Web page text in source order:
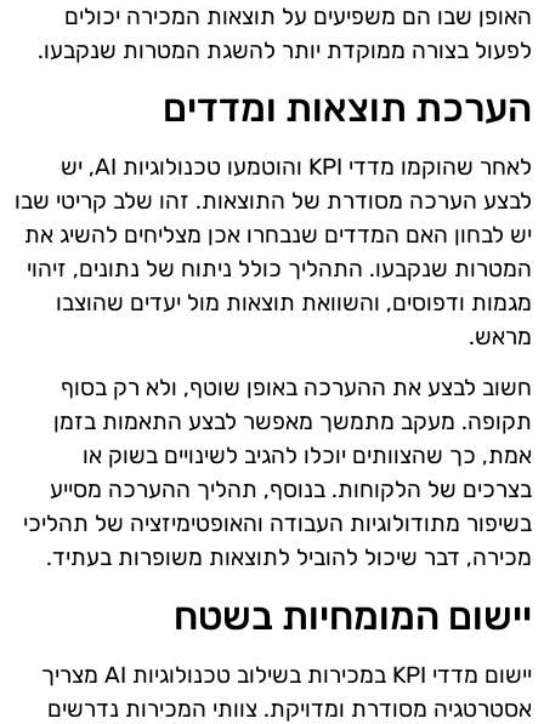
האופן שבו הם משפיעים על תוצאות המכירה יכולים
לפעול בצורה ממוקדת יותר להשגת המטרות שנקבעו.
הערכת תוצאות ומדדים
לאחר שהוקמו מדדי KPI והוטמעו טכנולוגיות AI, יש
לבצע הערכה מסודרת של התוצאות. זהו שלב קריטי שבו
יש לבחון האם המדדים שנבחרו אכן מצליחים להשיג את
המטרות שנקבעו. התהליך כולל ניתוח של נתונים, זיהוי
מגמות ודפוסים, והשוואת תוצאות מול יעדים שהוצבו
מראש.
חשוב לבצע את ההערכה באופן שוטף, ולא רק בסוף
תקופה. מעקב מתמשך מאפשר לבצע התאמות בזמן
אמת, כך שהצוותים יוכלו להגיב לשינויים בשוק או
בצרכים של הלקוחות. בנוסף, תהליך ההערכה מסייע
בשיפור מתודולוגיות העבודה והאופטימיזציה של תהליכי
מכירה, דבר שיכול להוביל לתוצאות משופרות בעתיד.
יישום המומחיות בשטח
יישום מדדי KPI במכירות בשילוב טכנולוגיות AI מצריך
אסטרטגיה מסודרת ומדויקת. צוותי המכירות נדרשים